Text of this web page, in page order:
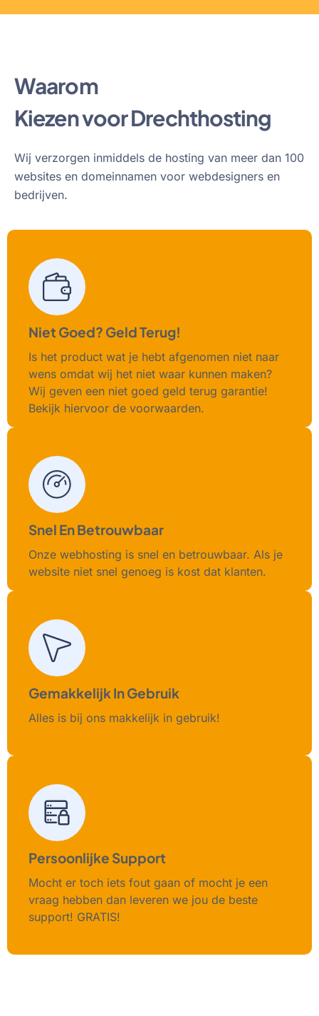
Waarom
Kiezen voor Drechthosting
Wij verzorgen inmiddels de hosting van meer dan 100
websites en domeinnamen voor webdesigners en
bedrijven.
Niet Goed? Geld Terug!
Is het product wat je hebt afgenomen niet naar
wens omdat wij het niet waar kunnen maken?
Wij geven een niet goed geld terug garantie!
Bekijk hiervoor de voorwaarden.
Snel En Betrouwbaar
Onze webhosting is snel en betrouwbaar. Als je
website niet snel genoeg is kost dat klanten.
Gemakkelijk In Gebruik
Alles is bij ons makkelijk in gebruik!
Persoonlijke Support
Mocht er toch iets fout gaan of mocht je een
vraag hebben dan leveren we jou de beste
support! GRATIS!